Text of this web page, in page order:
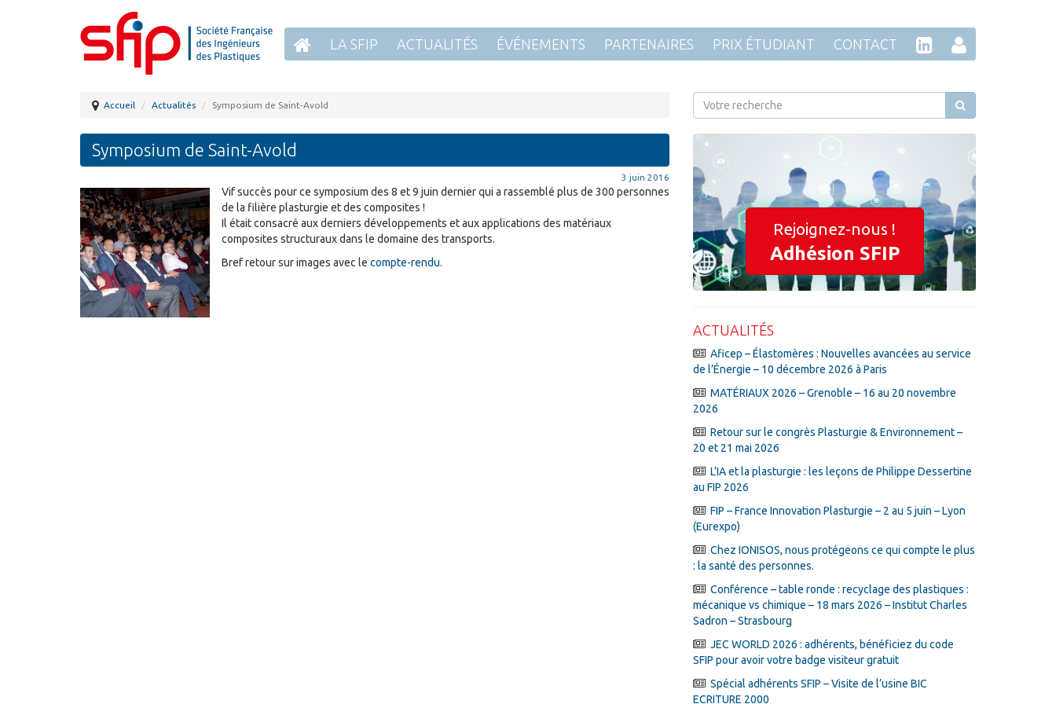
LA SFIP ACTUALITÉS ÉVÉNEMENTS PARTENAIRES PRIX ÉTUDIANT CONTACT
Accueil Actualités Symposium de Saint-Avold
Symposium de Saint-Avold
3 juin 2016
Vif succès pour ce symposium des 8 et 9 juin dernier qui a rassemblé plus de 300 personnes
de la filière plasturgie et des composites !
Il était consacré aux derniers développements et aux applications des matériaux
composites structuraux dans le domaine des transports.
Bref retour sur images avec le compte-rendu.
Rejoignez-nous !
Adhésion SFIP
ACTUALITÉS
Aficep – Élastomères : Nouvelles avancées au service
de l’Énergie – 10 décembre 2026 à Paris
MATÉRIAUX 2026 – Grenoble – 16 au 20 novembre
2026
Retour sur le congrès Plasturgie & Environnement –
20 et 21 mai 2026
L’IA et la plasturgie : les leçons de Philippe Dessertine
au FIP 2026
FIP – France Innovation Plasturgie – 2 au 5 juin – Lyon
(Eurexpo)
Chez IONISOS, nous protégeons ce qui compte le plus
: la santé des personnes.
Conférence – table ronde : recyclage des plastiques :
mécanique vs chimique – 18 mars 2026 – Institut Charles
Sadron – Strasbourg
JEC WORLD 2026 : adhérents, bénéficiez du code
SFIP pour avoir votre badge visiteur gratuit
Spécial adhérents SFIP – Visite de l’usine BIC
ECRITURE 2000